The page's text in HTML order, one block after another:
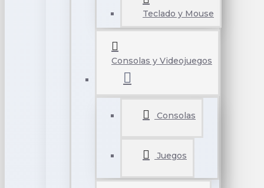
Teclado y Mouse
Consolas y Videojuegos
Consolas
Juegos